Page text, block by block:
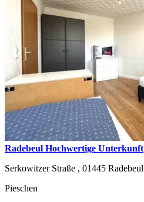
Radebeul Hochwertige Unterkunft
Serkowitzer Straße , 01445 Radebeul
Pieschen